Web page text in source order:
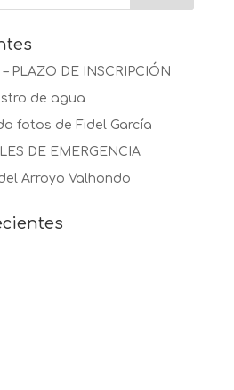
– PLAZO DE INSCRIPCIÓN
de agua
fotos de Fidel García
DE EMERGENCIA
Arroyo Valhondo